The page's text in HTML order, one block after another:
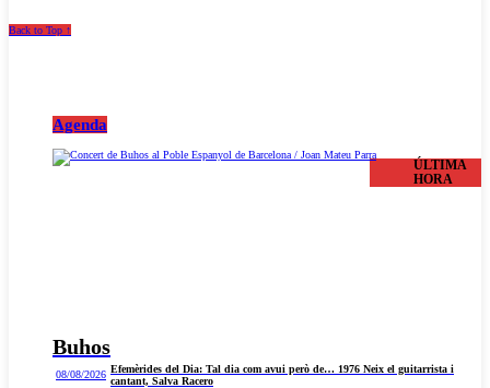
Back to Top ↑
Agenda
Buhos
ÚLTIMA
HORA
08/08/2026 Efemèrides del Dia: Tal dia com avui però de… 1976 Neix el guitarrista i
cantant, Salva Racero